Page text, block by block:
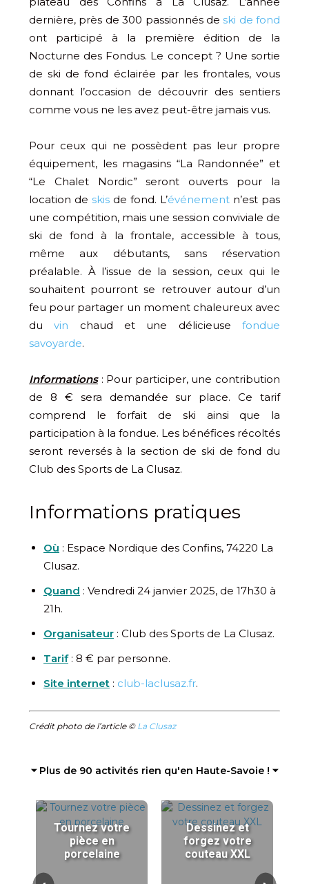
dernière, près de 300 passionnés deski de fond
ont participé à la première édition de la
Nocturne des Fondus. Le concept ? Une sortie
de ski de fond éclairée par les frontales, vous
donnant l’occasion de découvrir des sentiers
comme vous ne les avez peut-être jamais vus.
Pour ceux qui ne possèdent pas leur propre
équipement, les magasins “La Randonnée” et
“Le Chalet Nordic” seront ouverts pour la
location de skis de fond. L’événement n’est pas
une compétition, mais une session conviviale de
ski de fond à la frontale, accessible à tous,
même aux débutants, sans réservation
préalable. À l’issue de la session, ceux qui le
souhaitent pourront se retrouver autour d’un
feu pour partager un moment chaleureux avec
duvin chaud et une délicieusefondue
savoyarde.
Informations: Pour participer, une contribution
de 8 € sera demandée sur place. Ce tarif
comprend le forfait de ski ainsi que la
participation à la fondue. Les bénéfices récoltés
seront reversés à la section de ski de fond du
Club des Sports de La Clusaz.
Informations pratiques
Où : Espace Nordique des Confins, 74220 La
Clusaz.
Quand : Vendredi 24 janvier 2025, de 17h30 à
21h.
Organisateur : Club des Sports de La Clusaz.
Tarif : 8 € par personne.
Site internet : club-laclusaz.fr.
Crédit photo de l’article © La Clusaz
⏷ Plus de 90 activités rien qu'en Haute-Savoie ! ⏷
Tournez votre
pièce en
porcelaine
Dessinez et
forgez votre
couteau XXL